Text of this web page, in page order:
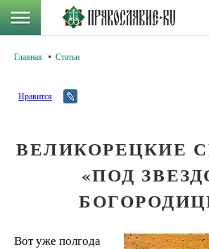
Главная Статьи
Нравится
ВЕЛИКОРЕЦКИЕ
«ПОД
Вот уже полгода